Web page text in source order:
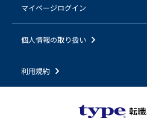
マイページログイン
個人情報の取り扱い
利用規約